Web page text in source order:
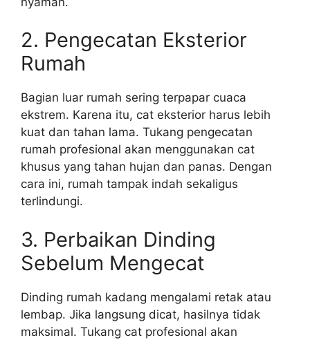
2. Pengecatan Eksterior
Rumah
Bagian luar rumah sering terpapar cuaca
ekstrem. Karena itu, cat eksterior harus lebih
kuat dan tahan lama. Tukang pengecatan
rumah profesional akan menggunakan cat
khusus yang tahan hujan dan panas. Dengan
cara ini, rumah tampak indah sekaligus
terlindungi.
3. Perbaikan Dinding
Sebelum Mengecat
Dinding rumah kadang mengalami retak atau
lembap. Jika langsung dicat, hasilnya tidak
maksimal. Tukang cat profesional akan